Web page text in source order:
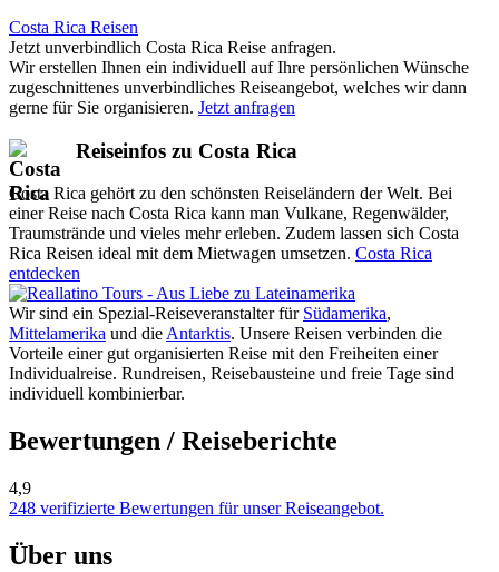
Costa Rica Reisen
Jetzt unverbindlich Costa Rica Reise anfragen.
Wir erstellen Ihnen ein individuell auf Ihre persönlichen Wünsche
zugeschnittenes unverbindliches Reiseangebot, welches wir dann
gerne für Sie organisieren. Jetzt anfragen
Reiseinfos zu Costa Rica
Costa Rica gehört zu den schönsten Reiseländern der Welt. Bei
einer Reise nach Costa Rica kann man Vulkane, Regenwälder,
Traumstrände und vieles mehr erleben. Zudem lassen sich Costa
Rica Reisen ideal mit dem Mietwagen umsetzen. Costa Rica
entdecken
Wir sind ein Spezial-Reiseveranstalter für Südamerika,
Mittelamerika und dieAntarktis. Unsere Reisen verbinden die
Vorteile einer gut organisierten Reise mit den Freiheiten einer
Individualreise. Rundreisen, Reisebausteine und freie Tage sind
individuell kombinierbar.
Bewertungen / Reiseberichte
4,9
248 verifizierte Bewertungen für unser Reiseangebot.
Über uns